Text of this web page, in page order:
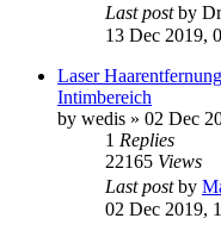
Last postby
13 Dec 2019,
Laser
Intimbereich
by wedis » 02 Dec
1 Replies
22165 Views
Last postby
02 Dec 2019,